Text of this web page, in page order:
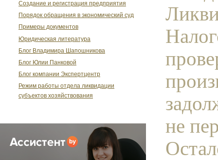
Создание и регистрация предприятия
Порядок обращения в экономический суд
Примеры документов
Юридическая литература
Блог Владимира Шапошникова
Блог Юлии Панковой
Блог компании Экспертцентр
Режим работы отдела ликвидации
субъектов хозяйствования
не